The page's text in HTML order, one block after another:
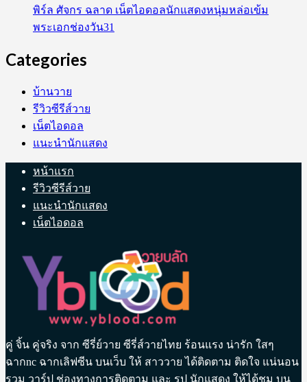
พิร์ล ศัจกร ฉลาด เน็ตไอดอลนักแสดงหนุ่มหล่อเข้ม
พระเอกช่องวัน31
Categories
บ้านวาย
รีวิวซีรีส์วาย
เน็ตไอดอล
แนะนำนักแสดง
หน้าแรก
รีวิวซีรีส์วาย
แนะนำนักแสดง
เน็ตไอดอล
คู่ จิ้น คู่จริง จาก ซีรี่ย์วาย ซีรี่ส์วายไทย ร้อนแรง น่ารัก ใสๆ
ฉากnc ฉากเลิฟซีน บนเว็บ ให้ สาววาย ได้ติดตาม ติดใจ แน่นอน
รวม วาร์ป ช่องทางการติดตาม และ รูป นักแสดง ให้ได้ชม บน